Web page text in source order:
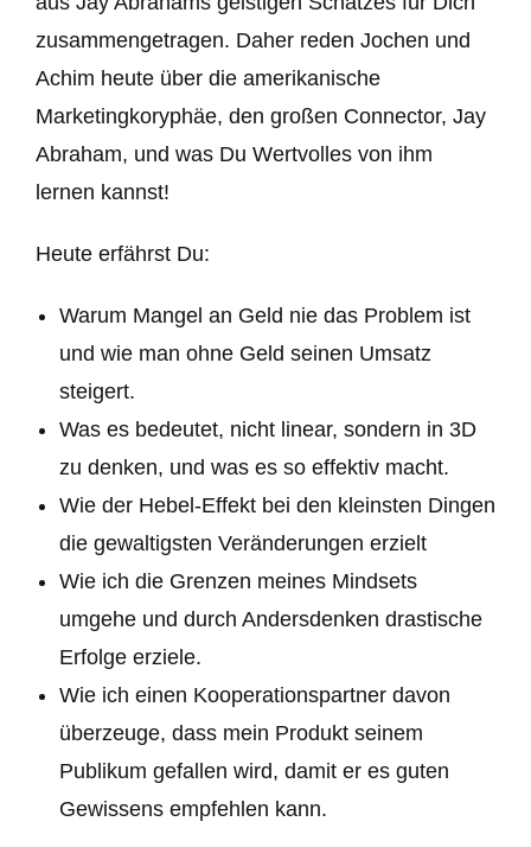
zusammengetragen. Daher reden Jochen und
Achim heute über die amerikanische
Marketingkoryphäe, den großen Connector, Jay
Abraham, und was Du Wertvolles von ihm
lernen kannst!
Heute erfährst Du:
Warum Mangel an Geld nie das Problem ist
und wie man ohne Geld seinen Umsatz
steigert.
Was es bedeutet, nicht linear, sondern in 3D
zu denken, und was es so effektiv macht.
Wie der Hebel-Effekt bei den kleinsten Dingen
die gewaltigsten Veränderungen erzielt
Wie ich die Grenzen meines Mindsets
umgehe und durch Andersdenken drastische
Erfolge erziele.
Wie ich einen Kooperationspartner davon
überzeuge, dass mein Produkt seinem
Publikum gefallen wird, damit er es guten
Gewissens empfehlen kann.